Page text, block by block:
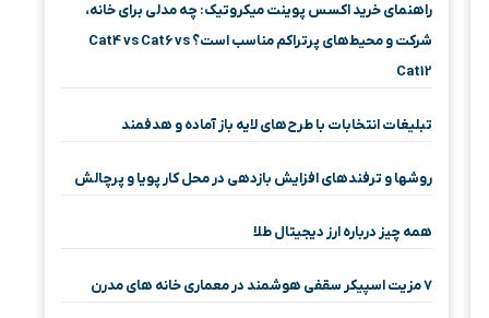
راهنمای خرید اکسس پوینت میکروتیک: چه مدلی برای خانه،
شرکت و محیط‌های پرتراکم مناسب است؟ Cat4 vs Cat6 vs
Cat12
تبلیغات انتخابات با طرح‌های لایه باز آماده و هدفمند
روشها و ترفندهای افزایش بازدهی در محل کار پویا و پرچالش
همه چیز درباره ارز دیجیتال طلا
۷ مزیت اسپیکر سقفی هوشمند در معماری خانه‌ های مدرن